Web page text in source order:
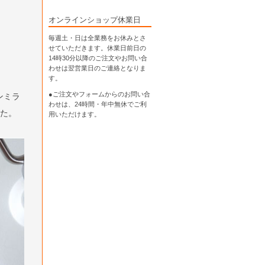
ミラ
。
オンラインショップ休業日
毎週土・日は全業務をお休みとさ
せていただきます。休業日前日の
14時30分以降のご注文やお問い合
わせは翌営業日のご連絡となりま
す。
●ご注文やフォームからのお問い合
わせは、 24時間・年中無休でご利
用いただけます。